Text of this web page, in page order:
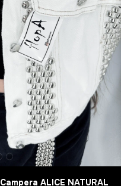
Campera ALICE NATURAL